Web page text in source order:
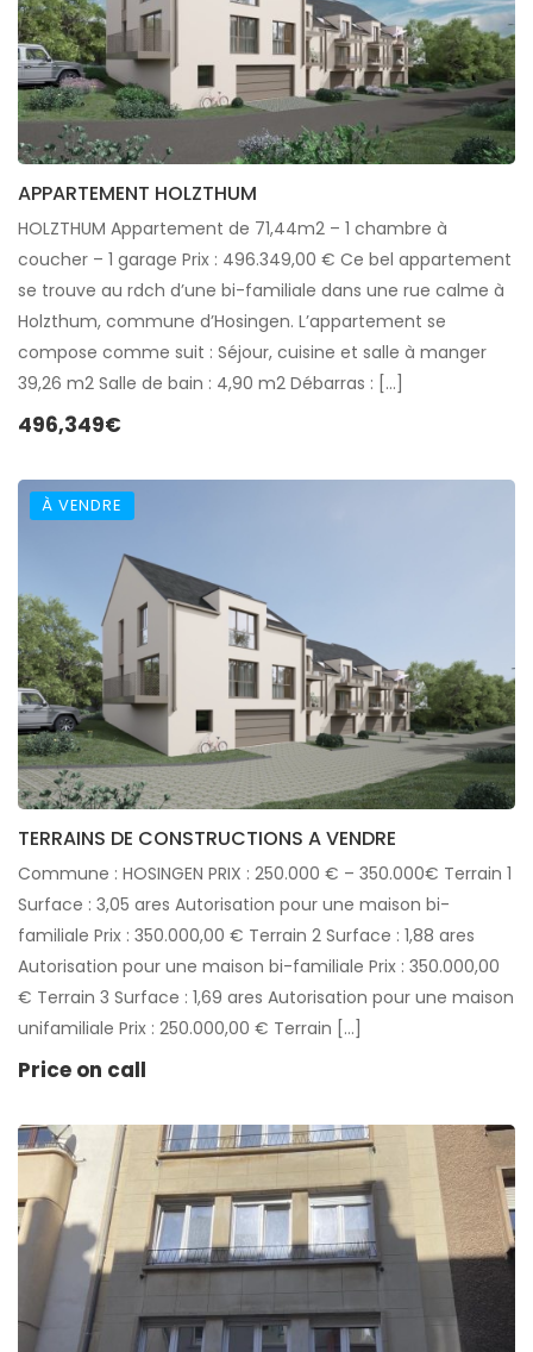
APPARTEMENT HOLZTHUM
HOLZTHUM Appartement de 71,44m2 – 1 chambre à
coucher – 1 garage Prix : 496.349,00 € Ce bel appartement
se trouve au rdch d’une bi-familiale dans une rue calme à
Holzthum, commune d’Hosingen. L’appartement se
compose comme suit : Séjour, cuisine et salle à manger
39,26 m2 Salle de bain : 4,90 m2 Débarras : […]
496,349€
À VENDRE
TERRAINS DE CONSTRUCTIONS A VENDRE
Commune : HOSINGEN PRIX : 250.000 € – 350.000€ Terrain 1
Surface : 3,05 ares Autorisation pour une maison bi-
familiale Prix : 350.000,00 € Terrain 2 Surface : 1,88 ares
Autorisation pour une maison bi-familiale Prix : 350.000,00
€ Terrain 3 Surface : 1,69 ares Autorisation pour une maison
unifamiliale Prix : 250.000,00 € Terrain […]
Price on call